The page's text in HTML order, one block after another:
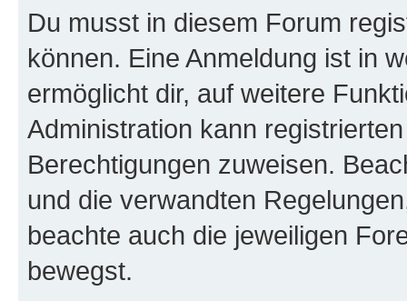
Du musst in diesem Forum
können. Eine Anmeldung ist in
ermöglicht dir, auf weitere
Administration kann
Berechtigungen zuweisen.
und die verwandten
beachte auch die jeweiligen
bewegst.